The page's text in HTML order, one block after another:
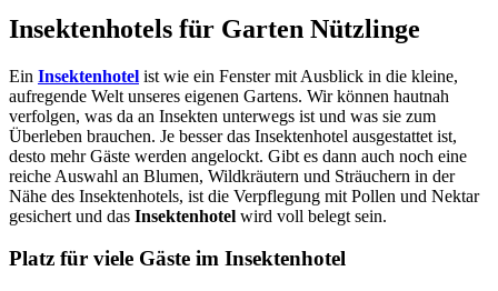
Insektenhotels für Garten Nützlinge
Ein Insektenhotel ist wie ein Fenster mit Ausblick in die kleine,
aufregende Welt unseres eigenen Gartens. Wir können hautnah
verfolgen, was da an Insekten unterwegs ist und was sie zum
Überleben brauchen. Je besser das Insektenhotel ausgestattet ist,
desto mehr Gäste werden angelockt. Gibt es dann auch noch eine
reiche Auswahl an Blumen, Wildkräutern und Sträuchern in der
Nähe des Insektenhotels, ist die Verpflegung mit Pollen und Nektar
gesichert und das Insektenhotel wird voll belegt sein.
Platz für viele Gäste im Insektenhotel